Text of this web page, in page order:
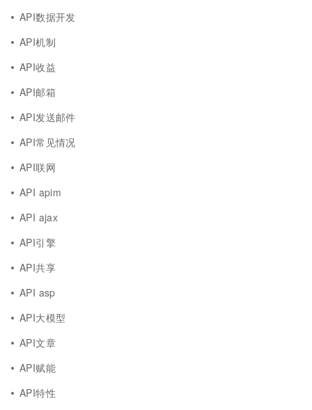
API数据开发
API机制
API收益
API邮箱
API发送邮件
API常见情况
API联网
API apim
API ajax
API引擎
API共享
API asp
API大模型
API文章
API赋能
API特性